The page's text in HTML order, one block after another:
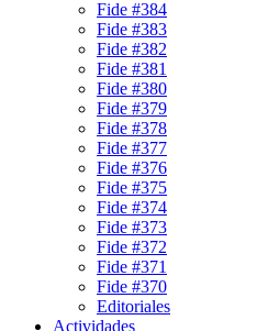
Fide #384
Fide #383
Fide #382
Fide #381
Fide #380
Fide #379
Fide #378
Fide #377
Fide #376
Fide #375
Fide #374
Fide #373
Fide #372
Fide #371
Fide #370
Editoriales
Actividades